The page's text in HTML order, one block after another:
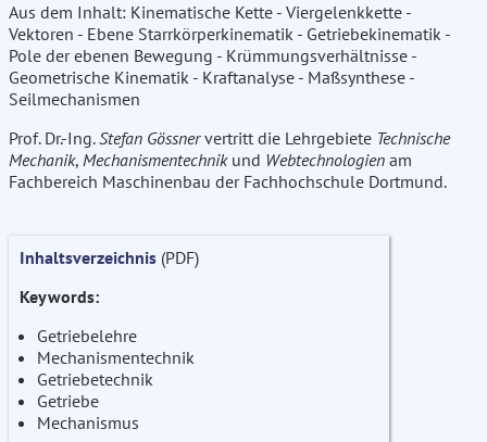
Aus dem Inhalt: Kinematische Kette - Viergelenkkette -
Vektoren - Ebene Starrkörperkinematik - Getriebekinematik -
Pole der ebenen Bewegung - Krümmungsverhältnisse -
Geometrische Kinematik - Kraftanalyse - Maßsynthese -
Seilmechanismen
Prof. Dr.-Ing.Stefan Gössnervertritt die Lehrgebiete Technische
Mechanik, Mechanismentechnikund Webtechnologien am
Fachbereich Maschinenbau der Fachhochschule Dortmund.
Inhaltsverzeichnis (PDF)
Keywords:
Getriebelehre
Mechanismentechnik
Getriebetechnik
Getriebe
Mechanismus